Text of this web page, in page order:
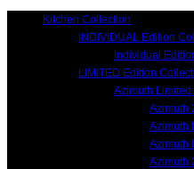
Kitchen Collection
INDIVIDUAL Edition
Individual
LIMITED Edition
Azimuth Limited
Azimuth
Azimuth
Azimuth
Azimuth